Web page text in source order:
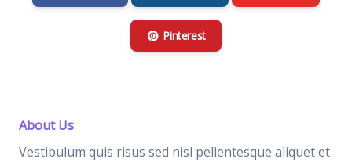
Pinterest
About Us
Vestibulum quis risus sed nisl pellentesque aliquet et